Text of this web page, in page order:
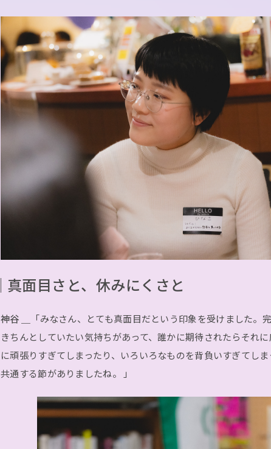
真面目さと、休みにくさと
神谷 ＿
「みなさん、とても真面目だという印象を受けました。
きちんとしていたい気持ちがあって、誰かに期待されたらそれ
に頑張りすぎてしまったり、いろいろなものを背負いすぎてしま
共通する節がありましたね。 」